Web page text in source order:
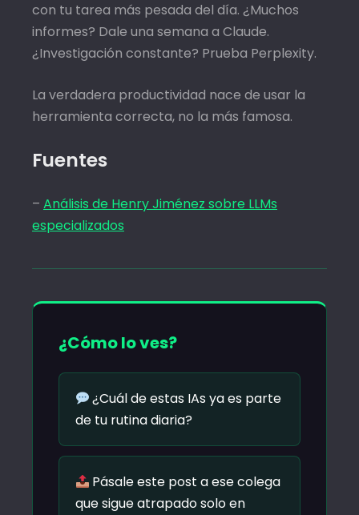
con tu tarea más pesada del día. ¿Muchos
informes? Dale una semana a Claude.
¿Investigación constante? Prueba Perplexity.
La verdadera productividad nace de usar la
herramienta correcta, no la más famosa.
Fuentes
– Análisis de Henry Jiménez sobre LLMs
especializados
¿Cómo lo ves?
¿Cuál de estas IAs ya es parte
de tu rutina diaria?
Pásale este post a ese colega
que sigue atrapado solo en